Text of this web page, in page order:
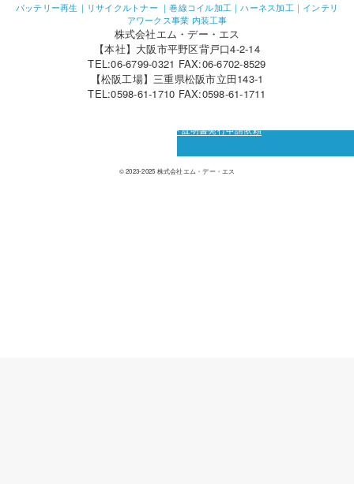
バッテリー再生｜リサイクルトナー ｜巻線コイル加工｜ハーネス加工｜インテリ
アワークス事業 内装工事
株式会社エム・デー・エス
【本社】大阪市平野区背戸口4-2-14
TEL:06-6799-0321 FAX:06-6702-8529
【松阪工場】三重県松阪市立田143-1
TEL:0598-61-1710 FAX:0598-61-1711
カーボン・オフセット証明書発行申請依頼
© 2023-2025 株式会社エム・デー・エス